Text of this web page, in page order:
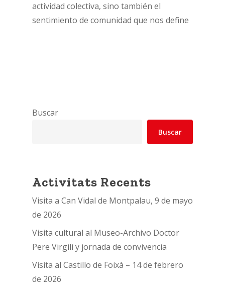
actividad colectiva, sino también el
sentimiento de comunidad que nos define
Buscar
Buscar
Activitats Recents
Visita a Can Vidal de Montpalau, 9 de mayo
de 2026
Visita cultural al Museo-Archivo Doctor
Pere Virgili y jornada de convivencia
Visita al Castillo de Foixà – 14 de febrero
de 2026